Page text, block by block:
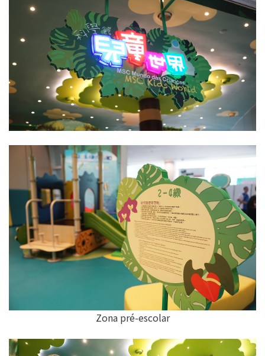
Zona pré-escolar